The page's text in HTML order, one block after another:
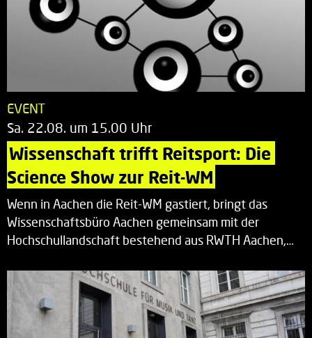
EVENT
Sa. 22.08. um 15.00 Uhr
Wissenschaft trifft Reitsport: Die
Science Show zur Reit-WM
Wenn in Aachen die Reit-WM gastiert, bringt das
Wissenschaftsbüro Aachen gemeinsam mit der
Hochschullandschaft bestehend aus RWTH Aachen,…